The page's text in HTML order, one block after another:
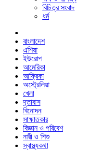
বিচিত্র সংবাদ
ধর্ম
বাংলাদেশ
এশিয়া
ইউরোপ
আমেরিকা
আফ্রিকা
অস্ট্রেলিয়া
খেলা
দূতাবাস
বিনোদন
সাক্ষাতকার
বিজ্ঞান ও পরিবেশ
নারী ও শিশু
স্বাস্থ্যকথা